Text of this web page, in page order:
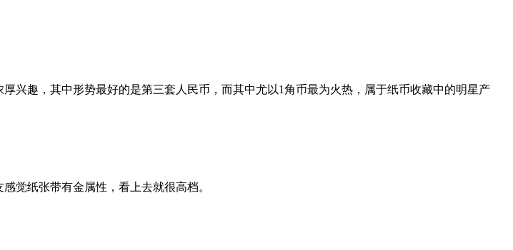
趣，其中形势最好的是第三套人民币，而其中尤以1角币最为火热，属于纸币收藏中的明星产
纸张带有金属性，看上去就很高档。